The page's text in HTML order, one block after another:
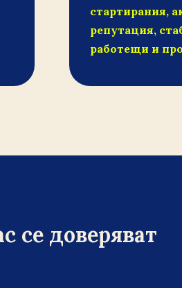
стартирания,
репутация,
работещи и
се доверяват